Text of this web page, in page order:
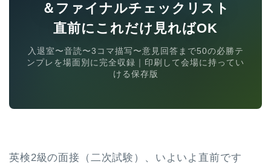
＆ファイナルチェックリスト
直前にこれだけ見ればOK
入退室〜音読〜3コマ描写〜意見回答まで50の必勝テ
ンプレを場面別に完全収録｜印刷して会場に持ってい
ける保存版
英検2級の面接（二次試験）、いよいよ直前です